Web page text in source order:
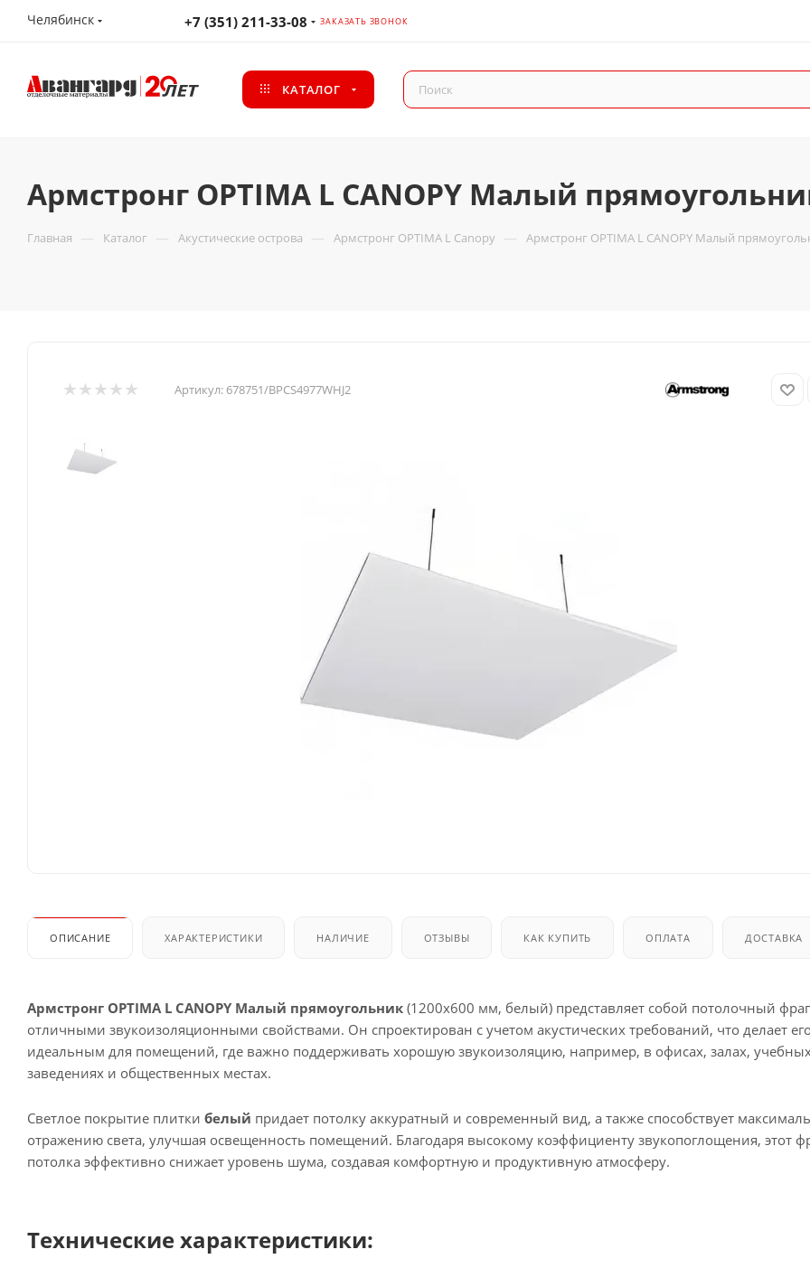
Челябинск +7 (351) 211-33-08 ЗАКАЗАТЬ ЗВОНОК
КАТАЛОГ
Армстронг OPTIMA L CANOPY Малый
Главная — Каталог — Акустические острова — Армстронг OPTIMA L Canopy — Армстронг OPTIMA L CANOPY Малый
Артикул: 678751/BPCS4977WHJ2
ОПИСАНИЕ ХАРАКТЕРИСТИКИ НАЛИЧИЕ ОТЗЫВЫ КАК КУПИТЬ ОПЛАТА ДОСТАВКА
Армстронг OPTIMA L CANOPY Малый прямоугольник (1200x600 мм, белый) представляет собой потолочный
отличными звукоизоляционными свойствами. Он спроектирован с учетом акустических требований, что делает
идеальным для помещений, где важно поддерживать хорошую звукоизоляцию, например, в офисах, залах,
заведениях и общественных местах.
Светлое покрытие плитки белый придает потолку аккуратный и современный вид, а также способствует
отражению света, улучшая освещенность помещений. Благодаря высокому коэффициенту звукопоглощения, этот
потолка эффективно снижает уровень шума, создавая комфортную и продуктивную атмосферу.
Технические характеристики: